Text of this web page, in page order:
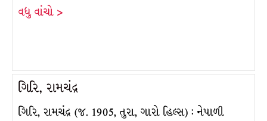
વધુ વાંચો >
ગિરિ, રામચંદ્ર
ગિરિ, રામચંદ્ર (જ. 1905, તુરા, ગારો હિલ્સ) : નેપાળી